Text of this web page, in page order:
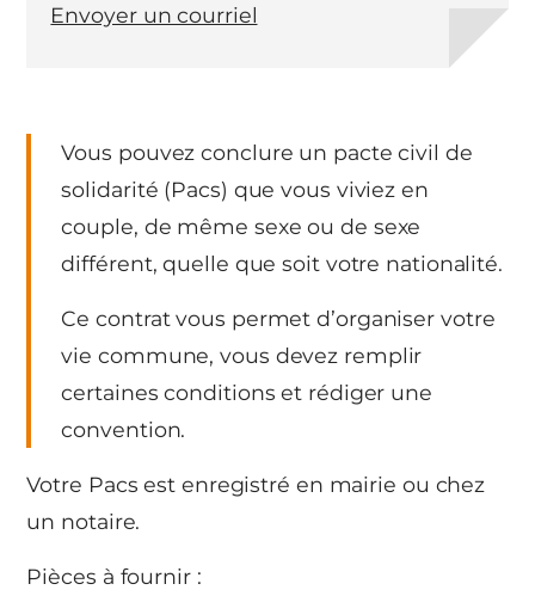
Vous pouvez conclure un pacte civil de
solidarité (Pacs) que vous viviez en
couple, de même sexe ou de sexe
différent, quelle que soit votre nationalité.
Ce contrat vous permet d’organiser votre
vie commune, vous devez remplir
certaines conditions et rédiger une
convention.
Votre Pacs est enregistré en mairie ou chez
un notaire.
Pièces à fournir :
Envoyer un courriel